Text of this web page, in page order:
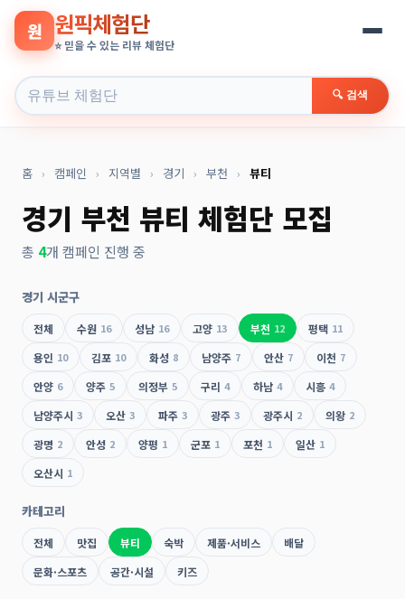
원 원픽체험단
⭐ 믿을 수 있는 리뷰 체험단
🔍 검색
홈 › 캠페인 › 지역별 › 경기 › 부천 › 뷰티
경기 부천 뷰티 체험단 모집
총 4개 캠페인 진행 중
경기 시군구
전체 수원 16 성남 16 고양 13 부천 12 평택 11
용인 10 김포 10 화성 8 남양주 7 안산 7 이천 7
안양 6 양주 5 의정부 5 구리 4 하남 4 시흥 4
남양주시 3 오산 3 파주 3 광주 3 광주시 2 의왕 2
광명 2 안성 2 양평 1 군포 1 포천 1 일산 1
오산시 1
카테고리
전체 맛집 뷰티 숙박 제품·서비스
배달
문화·스포츠
공간·시설 키즈